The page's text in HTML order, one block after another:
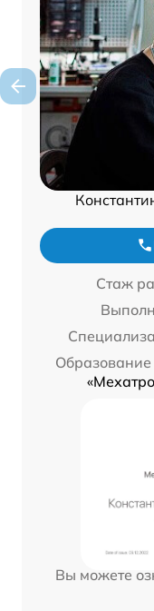
Стаж
Образование
Вы можете